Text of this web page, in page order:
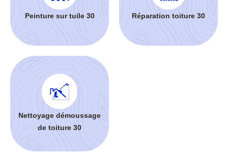
Peinture sur tuile 30 Réparation toiture 30
Nettoyage démoussage
de toiture 30